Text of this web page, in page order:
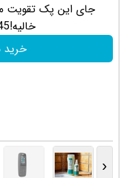
جای این پک
خالیه!45%تخفیف
‹